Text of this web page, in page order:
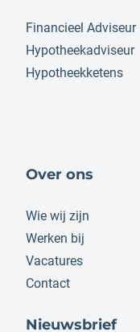
Financieel Adviseur
Hypotheekadviseur
Hypotheekketens
Over ons
Wie wij zijn
Werken bij
Vacatures
Contact
Nieuwsbrief